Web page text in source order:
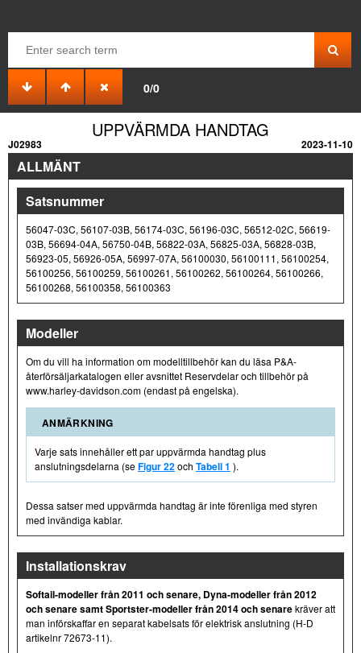
0/0
UPPVÄRMDA HANDTAG
J02983 2023-11-10
ALLMÄNT
Satsnummer
56047-03C, 56107-03B, 56174-03C, 56196-03C, 56512-02C, 56619-
03B, 56694-04A, 56750-04B, 56822-03A, 56825-03A, 56828-03B,
56923-05, 56926-05A, 56997-07A, 56100030, 56100111, 56100254,
56100256, 56100259, 56100261, 56100262, 56100264, 56100266,
56100268, 56100358, 56100363
Modeller
Om du vill ha information om modelltillbehör kan du läsa P&A-
återförsäljarkatalogen eller avsnittet Reservdelar och tillbehör på
www.harley-davidson.com (endast på engelska).
ANMÄRKNING
Varje sats innehåller ett par uppvärmda handtag plus
anslutningsdelarna (seFigur 22och Tabell 1 ).
Dessa satser med uppvärmda handtag är inte förenliga med styren
med invändiga kablar.
Installationskrav
Softail-modeller från 2011 och senare, Dyna-modeller från 2012
och senare samt Sportster-modeller från 2014 och senarekräver att
man införskaffar en separat kabelsats för elektrisk anslutning (H-D
artikelnr 72673-11).